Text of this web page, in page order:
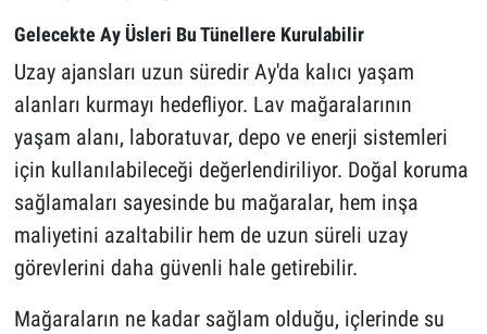
Gelecekte Ay Üsleri Bu Tünellere Kurulabilir
Uzay ajansları uzun süredir Ay'da kalıcı yaşam
alanları kurmayı hedefliyor. Lav mağaralarının
yaşam alanı, laboratuvar, depo ve enerji sistemleri
için kullanılabileceği değerlendiriliyor. Doğal koruma
sağlamaları sayesinde bu mağaralar, hem inşa
maliyetini azaltabilir hem de uzun süreli uzay
görevlerini daha güvenli hale getirebilir.
Mağaraların ne kadar sağlam olduğu, içlerinde su